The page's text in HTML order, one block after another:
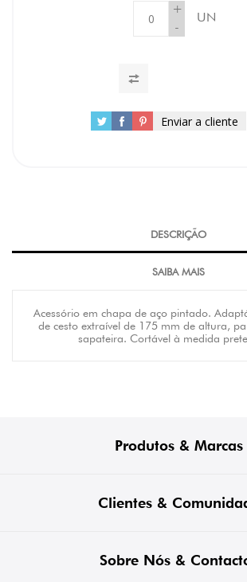
+
-
UN
Enviar a cliente
DESCRIÇÃO
SAIBA MAIS
Acessório em chapa de aço pintado.
de cesto extraível de 175 mm de altura,
sapateira. Cortável à medida
Produtos & Marcas
Clientes &
Sobre Nós &